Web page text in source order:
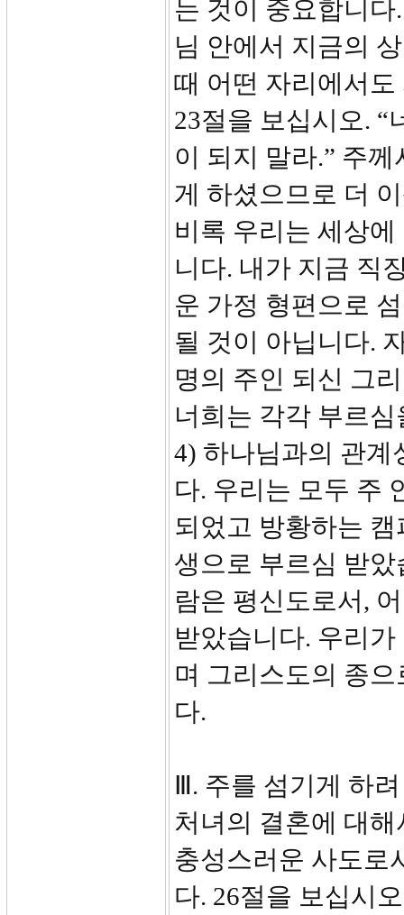
는 것이 중요합니
님 안에서 지금의
때 어떤 자리에서
23절을 보십시오. “
이 되지 말라.” 주
게 하셨으므로 더
비록 우리는 세상
니다. 내가 지금 직
운 가정 형편으로
될 것이 아닙니다.
명의 주인 되신 그
너희는 각각 부르
4) 하나님과의 관계
다. 우리는 모두 주
되었고 방황하는
생으로 부르심 받
람은 평신도로서,
받았습니다. 우리
며 그리스도의 종
다.
Ⅲ. 주를 섬기게 하
처녀의 결혼에 대
충성스러운 사도로
다. 26절을 보십시